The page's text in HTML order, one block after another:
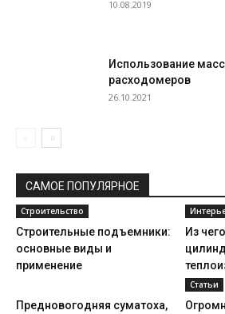
10.08.2019
Использование
расходомеров
26.10.2021
САМОЕ ПОПУЛЯРНОЕ
Строительство
Строительные подъемники:
основные виды и
применение
Из
Предновогодняя суматоха,
Статьи